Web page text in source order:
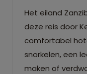
Het eiland
deze reis door
comfortabel
snorkelen, een
maken of